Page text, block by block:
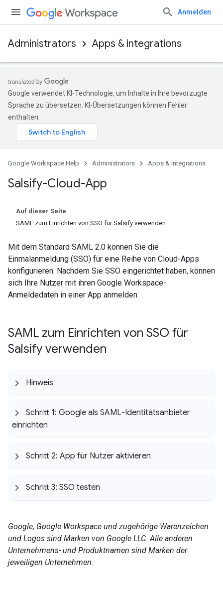
Anmelden
Administrators Apps & integrations
Google verwendet KI-Technologie, um Inhalte in Ihre bevorzugte
Sprache zu übersetzen. KI-Übersetzungen können Fehler
enthalten.
Google Workspace Help Administrators Apps & integrations
Salsify-Cloud-App
Auf dieser Seite
SAML zum Einrichten von SSO für Salsify verwenden
Mit dem Standard SAML 2.0 können Sie die
Einmalanmeldung (SSO) für eine Reihe von Cloud-Apps
konfigurieren. Nachdem Sie SSO eingerichtet haben, können
sich Ihre Nutzer mit ihren Google Workspace-
Anmeldedaten in einer App anmelden.
SAML zum Einrichten von SSO für
Salsify verwenden
Hinweis
Schritt 1: Google als SAML-Identitätsanbieter
einrichten
Schritt 2: App für Nutzer aktivieren
Schritt 3: SSO testen
Google, Google Workspace und zugehörige Warenzeichen
und Logos sind Marken von Google LLC. Alle anderen
Unternehmens- und Produktnamen sind Marken der
jeweiligen Unternehmen.